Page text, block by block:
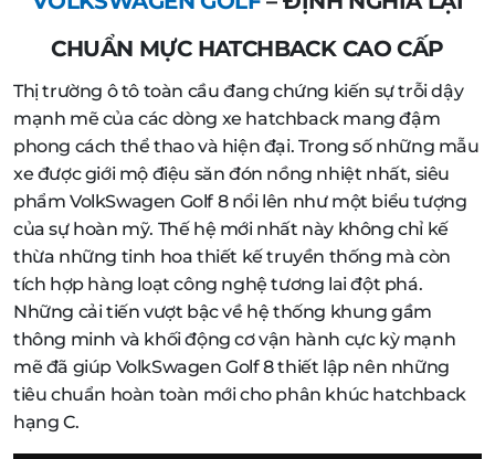
CHUẨN MỰC HATCHBACK CAO CẤP
Thị trường ô tô toàn cầu đang chứng kiến sự trỗi dậy
mạnh mẽ của các dòng xe hatchback mang đậm
phong cách thể thao và hiện đại. Trong số những mẫu
xe được giới mộ điệu săn đón nồng nhiệt nhất, siêu
phẩm VolkSwagen Golf 8 nổi lên như một biểu tượng
của sự hoàn mỹ. Thế hệ mới nhất này không chỉ kế
thừa những tinh hoa thiết kế truyền thống mà còn
tích hợp hàng loạt công nghệ tương lai đột phá.
Những cải tiến vượt bậc về hệ thống khung gầm
thông minh và khối động cơ vận hành cực kỳ mạnh
mẽ đã giúp VolkSwagen Golf 8 thiết lập nên những
tiêu chuẩn hoàn toàn mới cho phân khúc hatchback
hạng C.